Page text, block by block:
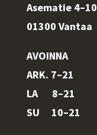
Asematie 4–10
01300 Vantaa
AVOINNA
ARK. 7–21
LA 8–21
SU 10–21